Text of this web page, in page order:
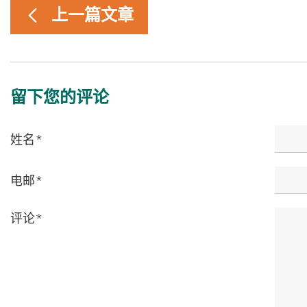
上一篇文章
留下您的评论
姓名*
电邮*
评论*